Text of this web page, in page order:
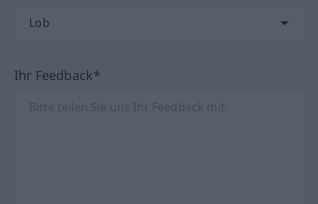
Ihr Feedback*